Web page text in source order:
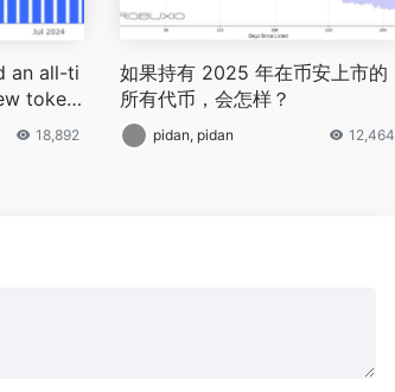
an all-ti
token
time
m
18,892
如果持有 2025 年在币安上市的
所有代币，会怎样？
pidan, pidan 12,464